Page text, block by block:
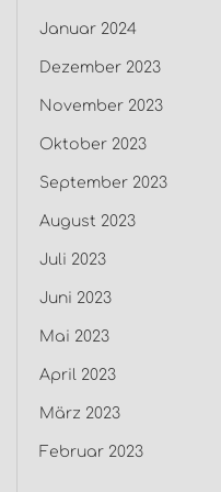
Januar 2024
Dezember 2023
November 2023
Oktober 2023
September 2023
August 2023
Juli 2023
Juni 2023
Mai 2023
April 2023
März 2023
Februar 2023